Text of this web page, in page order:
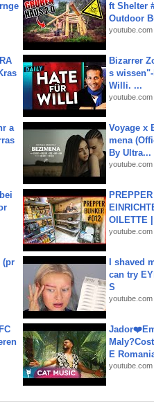
ft Shelter
Outdoor
youtube.com
Bizarrer
s
Willi. ...
youtube.com
a
Voyage x
mena
By Ultra...
youtube.com
PREPPER
OILETTE
youtube.com
(pr
I shaved
can try
S
youtube.com
E
youtube.com